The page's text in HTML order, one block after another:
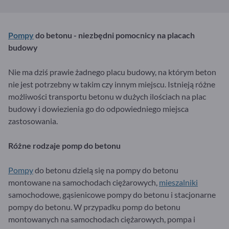
Pompydo betonu - niezbędni pomocnicy na placach
budowy
Nie ma dziś prawie żadnego placu budowy, na którym beton
nie jest potrzebny w takim czy innym miejscu. Istnieją różne
możliwości transportu betonu w dużych ilościach na plac
budowy i dowiezienia go do odpowiedniego miejsca
zastosowania.
Różne rodzaje pompdo betonu
Pompydo betonu dzielą się na pompy do betonu
montowane na samochodach ciężarowych, mieszalniki
samochodowe, gąsienicowe pompy do betonu i stacjonarne
pompy do betonu. W przypadku pomp do betonu
montowanych na samochodach ciężarowych, pompa i